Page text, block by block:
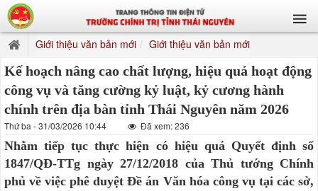
Giới thiệu văn bản mới Giới thiệu văn bản mới
Kế hoạch nâng cao chất lượng, hiệu quả hoạt động
công vụ và tăng cường kỷ luật, kỷ cương hành
chính trên địa bàn tỉnh Thái Nguyên năm 2026
Thứ ba - 31/03/2026 10:44 Đã xem: 236
Nhằm tiếp tục thực hiện có hiệu quả Quyết định số
1847/QĐ-TTg ngày 27/12/2018 của Thủ tướng Chính
phủ về việc phê duyệt Đề án Văn hóa công vụ tại các sở,